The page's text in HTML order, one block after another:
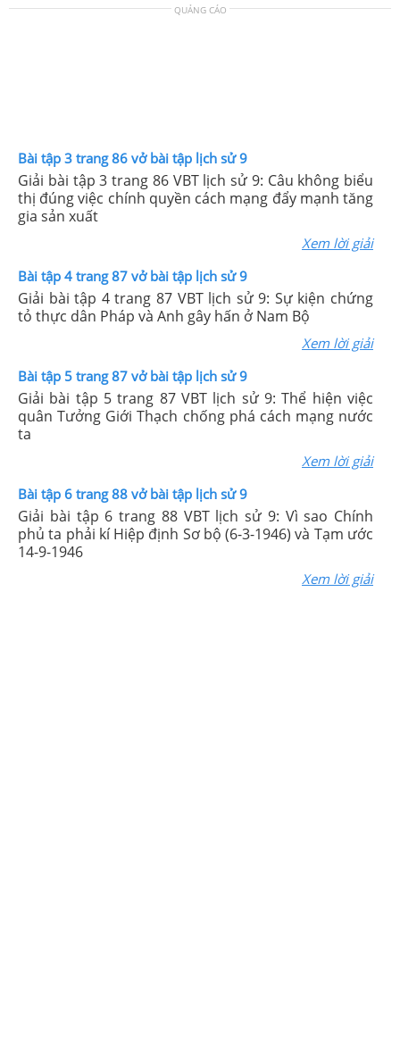
QUẢNG CÁO
Bài tập 3 trang 86 vở bài tập lịch sử 9
Giải bài tập 3 trang 86 VBT lịch sử 9: Câu không biểu
thị đúng việc chính quyền cách mạng đẩy mạnh tăng
gia sản xuất
Xem lời giải
Bài tập 4 trang 87 vở bài tập lịch sử 9
Giải bài tập 4 trang 87 VBT lịch sử 9: Sự kiện chứng
tỏ thực dân Pháp và Anh gây hấn ở Nam Bộ
Xem lời giải
Bài tập 5 trang 87 vở bài tập lịch sử 9
Giải bài tập 5 trang 87 VBT lịch sử 9: Thể hiện việc
quân Tưởng Giới Thạch chống phá cách mạng nước
ta
Xem lời giải
Bài tập 6 trang 88 vở bài tập lịch sử 9
Giải bài tập 6 trang 88 VBT lịch sử 9: Vì sao Chính
phủ ta phải kí Hiệp định Sơ bộ (6-3-1946) và Tạm ước
14-9-1946
Xem lời giải